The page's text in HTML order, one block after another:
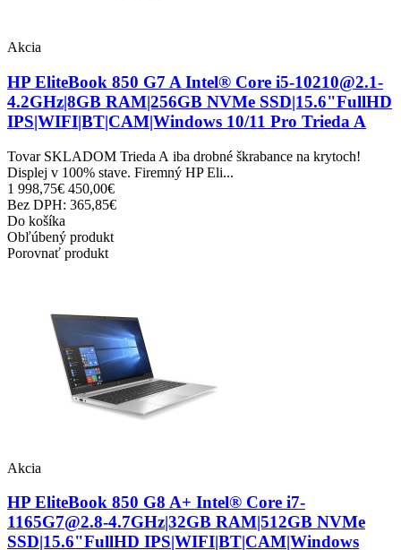
Akcia
HP EliteBook 850 G7 A Intel® Core i5-10210@2.1-
4.2GHz|8GB RAM|256GB NVMe SSD|15.6"FullHD
IPS|WIFI|BT|CAM|Windows 10/11 Pro Trieda A
Tovar SKLADOM Trieda A iba drobné škrabance na krytoch!
Displej v 100% stave. Firemný HP Eli...
1 998,75€ 450,00€
Bez DPH: 365,85€
Do košíka
Obľúbený produkt
Porovnať produkt
Akcia
HP EliteBook 850 G8 A+ Intel® Core i7-
1165G7@2.8-4.7GHz|32GB RAM|512GB NVMe
SSD|15.6"FullHD IPS|WIFI|BT|CAM|Windows